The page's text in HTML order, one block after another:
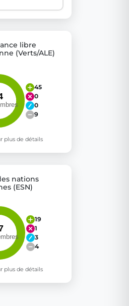
libre
(Verts/ALE)
45
0
0
9
plus de détails
nations
(ESN)
19
1
3
4
plus de détails